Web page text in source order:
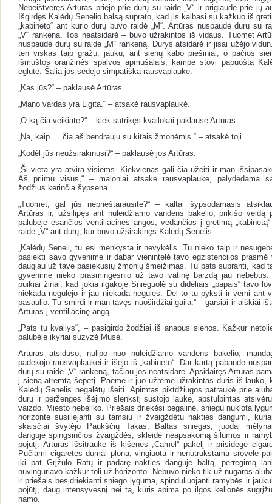
Nebeištvėręs Artūras priėjo prie durų su raide „V“ ir priglaudė prie jų
Išgirdęs Kalėdų Senelio balsą suprato, kad jis kalbasi su kažkuo iš
„kabineto“ ant kurio durų buvo raidė „M“. Artūras nuspaudė durų su
„V“ rankeną. Tos neatsidarė – buvo užrakintos iš vidaus. Tuomet
nuspaudė durų su raide „M“ rankeną. Durys atsidarė ir jisai užėjo
ten viskas taip gražu, jauku, ant sienų kabo piešiniai, o pačios
išmuštos oranžinės spalvos apmušalais, kampe stovi papuošta
eglutė. Šalia jos sėdėjo simpatiška rausvaplaukė.
„Kas jūs?“ – paklausė Artūras.
„Mano vardas yra Ligita.“ – atsakė rausvaplaukė.
„O ką čia veikiate?“ – kiek sutrikęs kvailokai paklausė Artūras.
„Na, kaip…. čia aš bendrauju su kitais žmonėmis.“ – atsakė toji.
„Kodėl jūs neužsirakinusi?“ – paklausė jos Artūras.
„Ši vieta yra atvira visiems. Kiekvienas gali čia užeiti ir man
Aš priimu visus,“ – maloniai atsakė rausvaplaukė, palydėdama
žodžius kerinčia šypsena.
„Tuomet, gal jūs neprieštarausite?“ – kaltai šypsodamasis
Artūras ir, užsilipęs ant nuleidžiamo vandens bakelio, prikišo veidą
palubėje esančios ventiliacinės angos, vedančios į gretimą
raide „V“ ant durų, kur buvo užsirakinęs Kalėdų Senelis.
„Kalėdų Seneli, tu esi menkysta ir nevykėlis. Tu nieko taip ir
pasiekti savo gyvenime ir dabar vienintelė tavo egzistencijos prasmė
daugiau už tave pasiekusių žmonių šmeižimas. Tu pats supranti, kad
gyvenime nieko prasmingesnio už tavo vatinę barzdą jau nebebus.
puikiai žinai, kad jokia ilgakojė Snieguolė su dideliais „papais“ tavo
niekada negulėjo ir jau niekada negulės. Dėl to tu pyksti ir vemi ant
pasaulio. Tu smirdi ir man tavęs nuoširdžiai gaila.“ – garsiai ir aiškiai
Artūras į ventiliacinę angą.
„Pats tu kvailys“, – pasigirdo žodžiai iš anapus sienos. Kažkur
palubėje įkyriai suzyzė Musė.
Artūras atsiduso, nulipo nuo nuleidžiamo vandens bakelio,
padėkojo rausvaplaukei ir išėjo iš „kabineto“. Dar kartą pabandė
durų su raide „V“ rankeną, tačiau jos neatsidarė. Apsidairęs Artūras
į sieną atremtą šepetį. Paėmė ir juo užrėmė užrakintas duris iš lauko,
Kalėdų Senelis negalėtų išeiti. Apimtas piktdžiugos patraukė prie
durų ir peržengęs išėjimo slenkstį sustojo lauke, apstulbintas
vaizdo. Miesto nebeliko. Priešais driekėsi begalinė, sniegu nuklota
horizonte susiliejanti su tamsiu ir žvaigždėtu nakties dangumi,
skaisčiai švytėjo Paukščių Takas. Baltas sniegas, juodai
danguje spingsinčios žvaigždės, skleidė neapsakomą šilumos ir
pojūtį. Artūras išsitraukė iš kišenės „Camel“ pakelį ir prisidegė
Pučiami cigaretės dūmai plona, vingiuota ir nenutrūkstama srovele
iki pat Grįžulo Ratų ir padarę nakties danguje baltą, perregimą
nuvinguriavo kažkur toli už horizonto. Nebuvo nieko tik už nugaros
ir priešais besidriekianti sniego lyguma, spinduliuojanti ramybės ir
pojūtį, daug intensyvesnį nei tą, kuris apima po ilgos kelionės
namo.